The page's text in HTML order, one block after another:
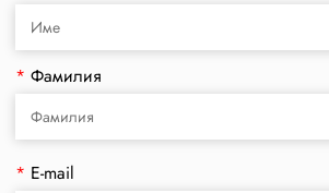
* Фамилия
* E-mail